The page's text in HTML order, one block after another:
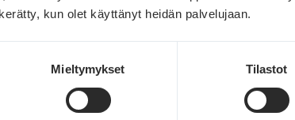
kun olet käyttänyt heidän palvelujaan.
Mieltymykset Tilastot
vahvistetaan deadlinen jälkeen,
erikseen